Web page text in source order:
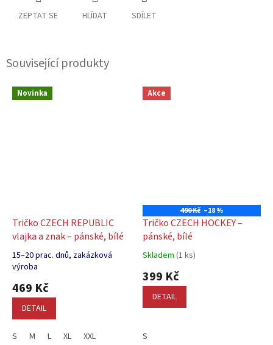
ZEPTAT SE HLÍDAT SDÍLET
Související produkty
Novinka
Tričko CZECH REPUBLIC
vlajka a znak – pánské, bílé
Průměrné
hodnocení
produktu
je
5,0
z
5
15–20 prac. dnů, zakázková
výroba
469 Kč
DETAIL
S M L XL XXL
Akce
490 Kč –18 %
Tričko CZECH HOCKEY –
pánské, bílé
Průměrné
hodnocení
produktu
5,0
hvězdiček.
Skladem (1 ks)
399 Kč
DETAIL
S